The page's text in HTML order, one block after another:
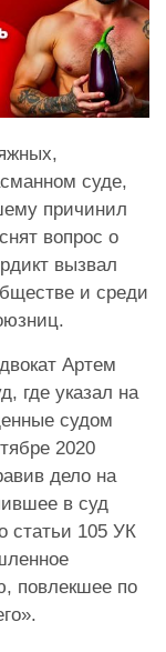
суде,
причинил
вопрос о
вызвал
и среди
Артем
где указал на
судом
2020
дело на
в суд
статьи 105 УК
повлекшее по